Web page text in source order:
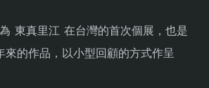
東真里江 在台灣的首次個展，也是
來的作品，以小型回顧的方式作呈